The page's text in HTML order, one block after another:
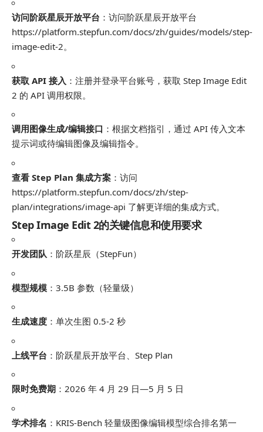
访问阶跃星辰开放平台 ：访问阶跃星辰开放平台
https://platform.stepfun.com/docs/zh/guides/models/step-
image-edit-2。
获取 API 接入 ：注册并登录平台账号，获取 Step Image Edit
2 的 API 调用权限。
调用图像生成/编辑接口 ：根据文档指引，通过 API 传入文本
提示词或待编辑图像及编辑指令。
查看 Step Plan 集成方案 ：访问
https://platform.stepfun.com/docs/zh/step-
plan/integrations/image-api 了解更详细的集成方式。
Step Image Edit 2的关键信息和使用要求
开发团队 ：阶跃星辰（StepFun）
模型规模 ：3.5B 参数（轻量级）
生成速度 ：单次生图 0.5-2 秒
上线平台 ：阶跃星辰开放平台、Step Plan
限时免费期 ：2026 年 4 月 29 日—5 月 5 日
学术排名 ：KRIS-Bench 轻量级图像编辑模型综合排名第一